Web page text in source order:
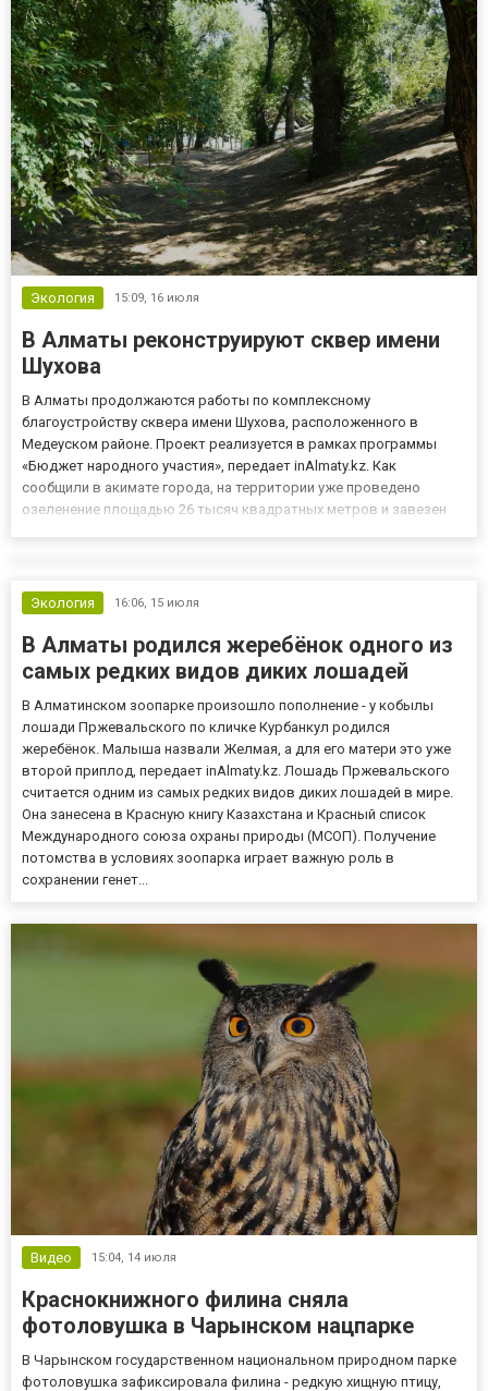
Экология 15:09, 16 июля
В Алматы реконструируют сквер имени
Шухова
В Алматы продолжаются работы по комплексному
благоустройству сквера имени Шухова, расположенного в
Медеуском районе. Проект реализуется в рамках программы
«Бюджет народного участия», передает inAlmaty.kz. Как
сообщили в акимате города, на территории уже проведено
озеленение площадью 26 тысяч квадратных метров и завезен
Экология
16:06, 15 июля
В Алматы родился жеребёнок одного из
самых редких видов диких лошадей
В Алматинском зоопарке произошло пополнение - у кобылы
лошади Пржевальского по кличке Курбанкул родился
жеребёнок. Малыша назвали Желмая, а для его матери это уже
второй приплод, передает inAlmaty.kz. Лошадь Пржевальского
считается одним из самых редких видов диких лошадей в мире.
Она занесена в Красную книгу Казахстана и Красный список
Международного союза охраны природы (МСОП). Получение
потомства в условиях зоопарка играет важную роль в
сохранении генет...
Видео 15:04, 14 июля
Краснокнижного филина сняла
фотоловушка в Чарынском нацпарке
В Чарынском государственном национальном природном парке
фотоловушка зафиксировала филина - редкую хищную птицу,